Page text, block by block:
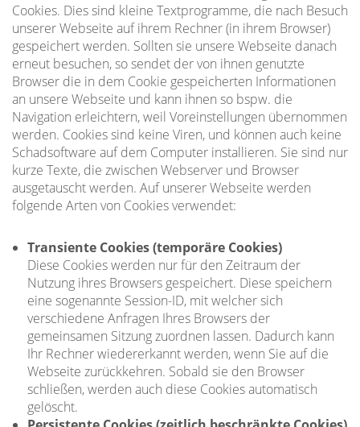
Cookies. Dies sind kleine Textprogramme, die nach Besuch
unserer Webseite auf ihrem Rechner (in ihrem Browser)
gespeichert werden. Sollten sie unsere Webseite danach
erneut besuchen, so sendet der von ihnen genutzte
Browser die in dem Cookie gespeicherten Informationen
an unsere Webseite und kann ihnen so bspw. die
Navigation erleichtern, weil Voreinstellungen übernommen
werden. Cookies sind keine Viren, und können auch keine
Schadsoftware auf dem Computer installieren. Sie sind nur
kurze Texte, die zwischen Webserver und Browser
ausgetauscht werden. Auf unserer Webseite werden
folgende Arten von Cookies verwendet:
Transiente Cookies (temporäre Cookies)
Diese Cookies werden nur für den Zeitraum der
Nutzung ihres Browsers gespeichert. Diese speichern
eine sogenannte Session-ID, mit welcher sich
verschiedene Anfragen Ihres Browsers der
gemeinsamen Sitzung zuordnen lassen. Dadurch kann
Ihr Rechner wiedererkannt werden, wenn Sie auf die
Webseite zurückkehren. Sobald sie den Browser
schließen, werden auch diese Cookies automatisch
gelöscht.